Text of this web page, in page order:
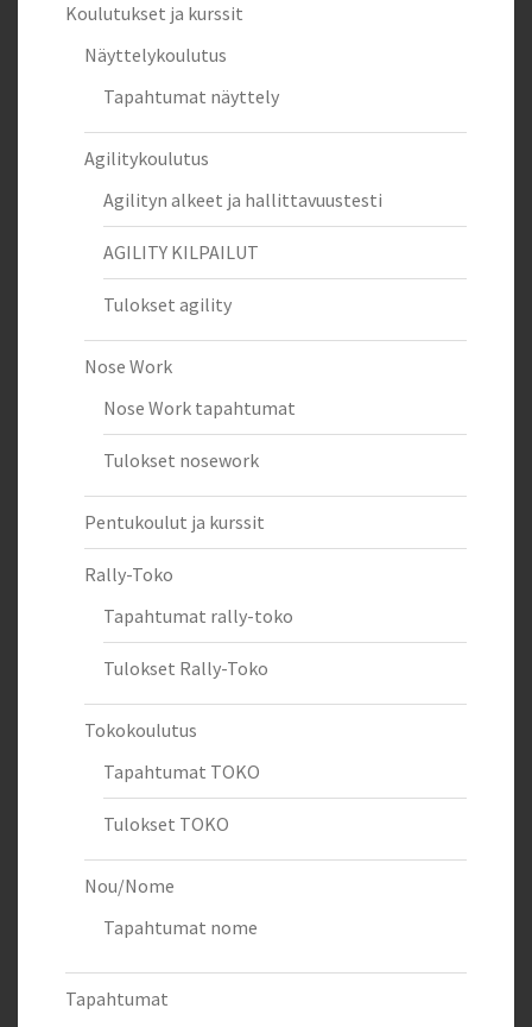
Koulutukset ja kurssit
Näyttelykoulutus
Tapahtumat näyttely
Agilitykoulutus
Agilityn alkeet ja hallittavuustesti
AGILITY KILPAILUT
Tulokset agility
Nose Work
Nose Work tapahtumat
Tulokset nosework
Pentukoulut ja kurssit
Rally-Toko
Tapahtumat rally-toko
Tulokset Rally-Toko
Tokokoulutus
Tapahtumat TOKO
Tulokset TOKO
Nou/Nome
Tapahtumat nome
Tapahtumat